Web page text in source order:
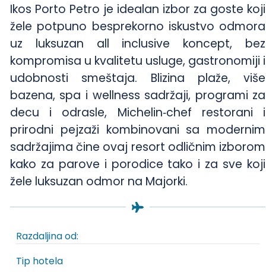
Ikos Porto Petro je idealan izbor za goste koji
žele potpuno besprekorno iskustvo odmora
uz luksuzan all inclusive koncept, bez
kompromisa u kvalitetu usluge, gastronomiji i
udobnosti smeštaja. Blizina plaže, više
bazena, spa i wellness sadržaji, programi za
decu i odrasle, Michelin‑chef restorani i
prirodni pejzaži kombinovani sa modernim
sadržajima čine ovaj resort odličnim izborom
kako za parove i porodice tako i za sve koji
žele luksuzan odmor na Majorki.
Razdaljina od:
Tip hotela